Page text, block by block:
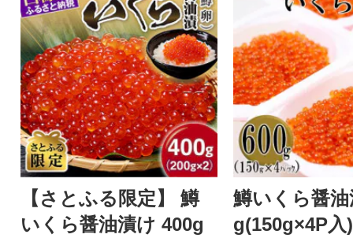
【さとふる限定】 鱒
いくら醤油漬け 400g
鱒いくら醤
g(150g×4P入